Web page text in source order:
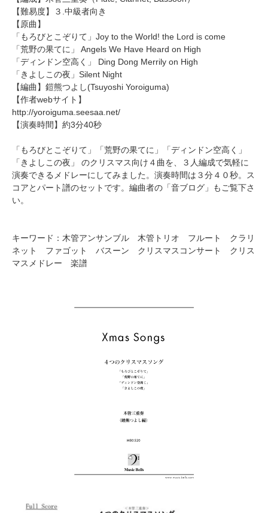
【難易度】３.中級者向き
【原曲】
「もろびとこぞりて」Joy to the World! the Lord is come
「荒野の果てに」 Angels We Have Heard on High
「ディンドン空高く」 Ding Dong Merrily on High
「きよしこの夜」Silent Night
【編曲】 鎧熊つよし(Tsuyoshi Yoroiguma)
【作者webサイト】
http://yoroiguma.seesaa.net/
【演奏時間】約3分40秒
「もろびとこぞりて」「荒野の果てに」「ディンドン空高く」
「きよしこの夜」 のクリスマス向け４曲を、３人編成で気軽に
演奏できるメドレーにしてみました。演奏時間は３分４０秒。ス
コアとパート譜のセットです。編曲者の「音ブログ」もご覧下さ
い。
キーワード：木管アンサンブル 木管トリオ フルート クラリ
ネット ファゴット バスーン クリスマスコンサート クリス
マスメドレー 楽譜